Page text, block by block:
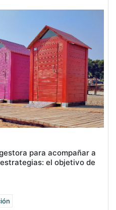
para acompañar a
el objetivo de